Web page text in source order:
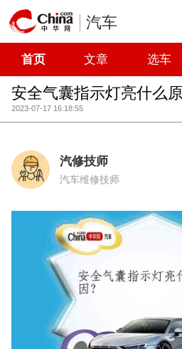
汽车
首页 文章 选车
安全气囊指示灯亮什么
2023-07-17 16:18:55
汽修技师
汽车维修技师